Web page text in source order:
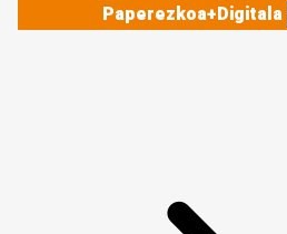
Paperezkoa+Digitala